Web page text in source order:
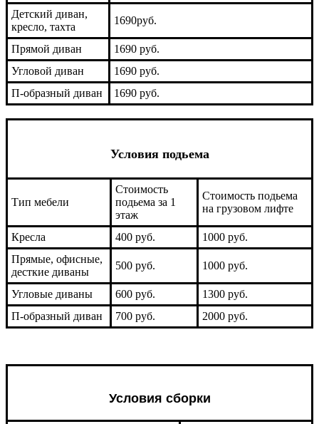
Детский диван,
кресло, тахта
1690руб.
Прямой диван
1690 руб.
Угловой диван
1690 руб.
П-образный диван
1690 руб.
Условия подьема
Тип мебели
Стоимость
подьема за 1
этаж
Стоимость подьема
на грузовом лифте
Кресла 400 руб.
1000 руб.
Прямые, офисные,
десткие диваны
500 руб. 1000 руб.
Угловые диваны 600 руб.
1300 руб.
П-образный диван
700 руб. 2000 руб.
Условия сборки